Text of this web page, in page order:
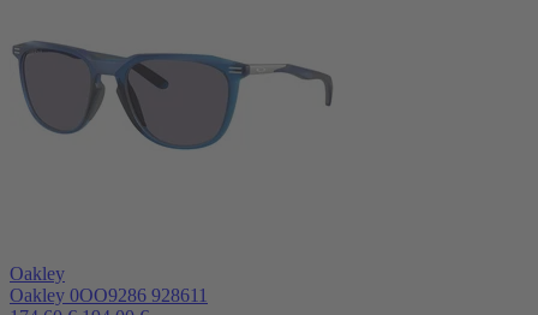
Oakley
Oakley 0OO9286 928611